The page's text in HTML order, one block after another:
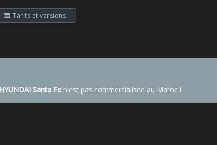
Tarifs et versions
HYUNDAI Santa Fe n'est pas commercialisée au Maroc !